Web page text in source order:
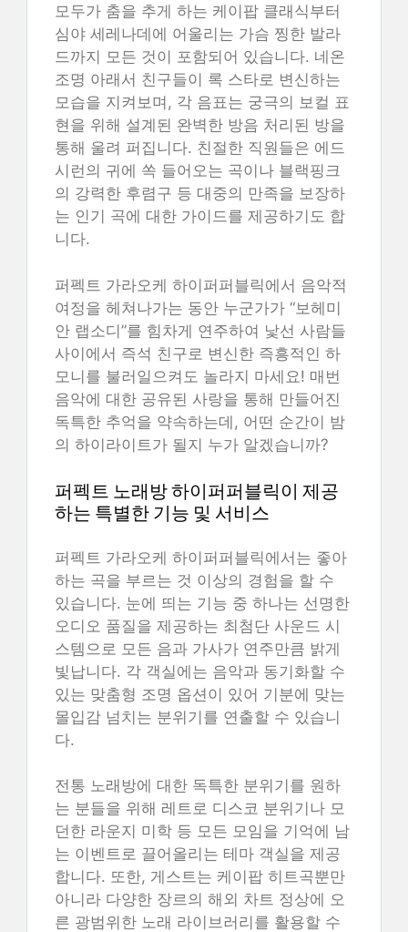
모두가 춤을 추게 하는 케이팝 클래식부터
심야 세레나데에 어울리는 가슴 찡한 발라
드까지 모든 것이 포함되어 있습니다. 네온
조명 아래서 친구들이 록 스타로 변신하는
모습을 지켜보며, 각 음표는 궁극의 보컬 표
현을 위해 설계된 완벽한 방음 처리된 방을
통해 울려 퍼집니다. 친절한 직원들은 에드
시런의 귀에 쏙 들어오는 곡이나 블랙핑크
의 강력한 후렴구 등 대중의 만족을 보장하
는 인기 곡에 대한 가이드를 제공하기도 합
니다.
퍼펙트 가라오케 하이퍼퍼블릭에서 음악적
여정을 헤쳐나가는 동안 누군가가 “보헤미
안 랩소디”를 힘차게 연주하여 낯선 사람들
사이에서 즉석 친구로 변신한 즉흥적인 하
모니를 불러일으켜도 놀라지 마세요! 매번
음악에 대한 공유된 사랑을 통해 만들어진
독특한 추억을 약속하는데, 어떤 순간이 밤
의 하이라이트가 될지 누가 알겠습니까?
퍼펙트 노래방 하이퍼퍼블릭이 제공
하는 특별한 기능 및 서비스
퍼펙트 가라오케 하이퍼퍼블릭에서는 좋아
하는 곡을 부르는 것 이상의 경험을 할 수
있습니다. 눈에 띄는 기능 중 하나는 선명한
오디오 품질을 제공하는 최첨단 사운드 시
스템으로 모든 음과 가사가 연주만큼 밝게
빛납니다. 각 객실에는 음악과 동기화할 수
있는 맞춤형 조명 옵션이 있어 기분에 맞는
몰입감 넘치는 분위기를 연출할 수 있습니
다.
전통 노래방에 대한 독특한 분위기를 원하
는 분들을 위해 레트로 디스코 분위기나 모
던한 라운지 미학 등 모든 모임을 기억에 남
는 이벤트로 끌어올리는 테마 객실을 제공
합니다. 또한, 게스트는 케이팝 히트곡뿐만
아니라 다양한 장르의 해외 차트 정상에 오
른 광범위한 노래 라이브러리를 활용할 수